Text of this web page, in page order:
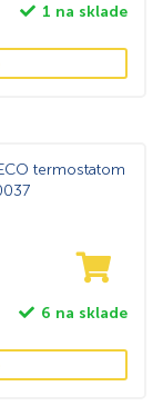
1 na sklade
termostatom
6 na sklade